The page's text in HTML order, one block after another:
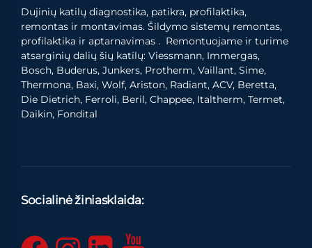
Dujinių katilų diagnostika, patikra, profilaktika,
remontas ir montavimas. Šildymo sistemų remontas,
profilaktika ir aptarnavimas . Remontuojame ir turime
atsarginių dalių šių katilų: Viessmann, Immergas,
Bosch, Buderus, Junkers, Protherm, Vaillant, Sime,
Thermona, Baxi, Wolf, Ariston, Radiant, ACV, Beretta,
Die Dietrich, Ferroli, Beril, Chappee, Italtherm, Termet,
Daikin, Fondital
Socialinė žiniasklaida: